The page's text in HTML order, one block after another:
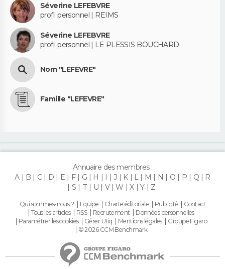
Séverine LEFEBVRE
profil personnel | REIMS
Séverine LEFEBVRE
profil personnel | LE PLESSIS BOUCHARD
Nom "LEFEVRE"
Famille "LEFEVRE"
Annuaire des membres :
A
B C D E F G H I J K L M N O P Q
R
S
T U V W X Y Z
Qui sommes-nous ? Equipe Charte éditoriale Publicité
Contact
Tous les articles
RSS Recrutement
Données personnelles
Paramétrer les cookies
Gérer Utiq Mentions légales
Groupe Figaro
© 2026 CCM Benchmark